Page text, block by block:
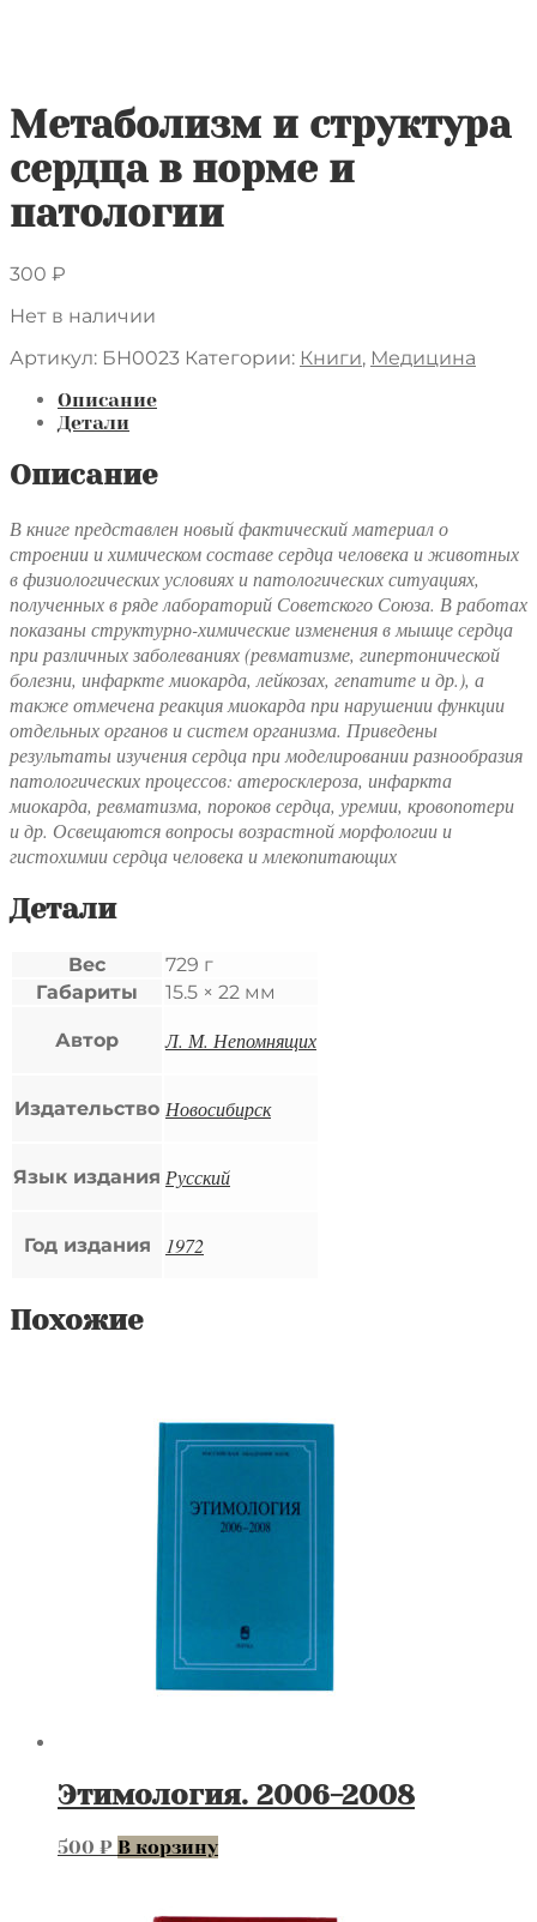
Метаболизм и структура
сердца в норме и
патологии
300 ₽
Нет в наличии
Артикул: БН0023 Категории: Книги, Медицина
Описание
Детали
Описание
В книге представлен новый фактический материал о
строении и химическом составе сердца человека и животных
в физиологических условиях и патологических ситуациях,
полученных в ряде лабораторий Советского Союза. В работах
показаны структурно-химические изменения в мышце сердца
при различных заболеваниях (ревматизме, гипертонической
болезни, инфаркте миокарда, лейкозах, гепатите и др.), а
также отмечена реакция миокарда при нарушении функции
отдельных органов и систем организма. Приведены
результаты изучения сердца при моделировании разнообразия
патологических процессов: атеросклероза, инфаркта
миокарда, ревматизма, пороков сердца, уремии, кровопотери
и др. Освещаются вопросы возрастной морфологии и
гистохимии сердца человека и млекопитающих
Детали
Вес
729 г
Габариты
15.5 × 22 мм
Автор Л. М. Непомнящих
Издательство Новосибирск
Язык издания Русский
Год издания 1972
Похожие
Этимология. 2006-2008
500 ₽ В корзину